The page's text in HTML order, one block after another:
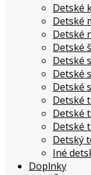
Detské
Detské
Detské
Detské
Detské
Detské
Detské
Detské
Detské
Detské
Detský
Iné
Doplnky